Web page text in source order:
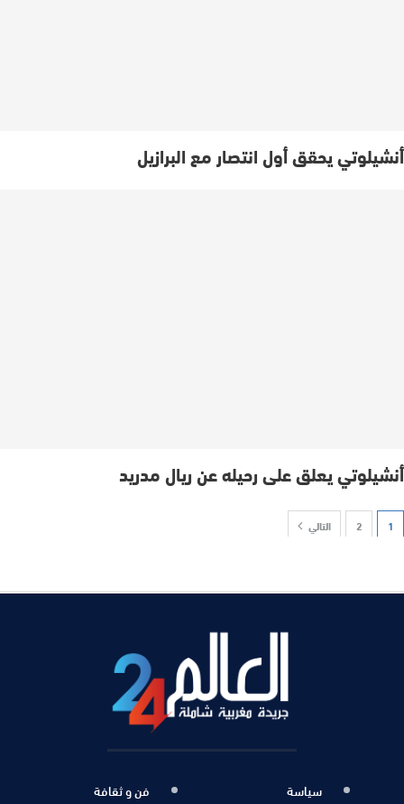
أنشيلوتي يحقق أول انتصار مع البرازيل
أنشيلوتي يعلق على رحيله عن ريال مدريد
1
2 التالي
سياسة
فن و ثقافة